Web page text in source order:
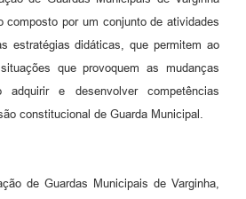
composto por um conjunto de atividades
estratégias didáticas, que permitem ao
que provoquem as mudanças
adquirir e desenvolver competências
constitucional de Guarda Municipal.
de Guardas Municipais de Varginha,